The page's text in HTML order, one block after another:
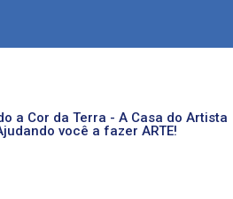
a Cor da Terra - A Casa do Artista
você a fazer ARTE!